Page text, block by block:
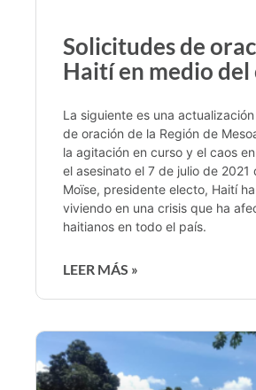
Solicitudes de
Haití en medio del
La siguiente es una
de oración de la Región de
la agitación en curso y el caos
el asesinato el 7 de julio de 2021
Moïse, presidente electo, Haití
viviendo en una crisis que ha
haitianos en todo el país.
LEER MÁS »